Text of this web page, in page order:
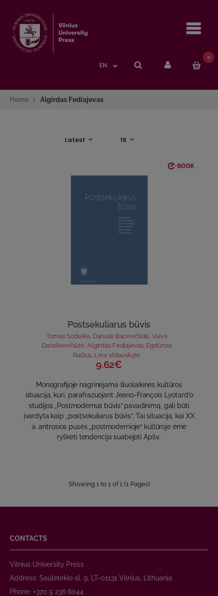
EN
0
Home Algirdas Fediajevas
Postsekuliarus būvis
Tomas Sodeika Danutė Bacevičiūtė ,Vaiva
Daraškevičiūtė, Algirdas Fediajevas, Egdūnas
Račius Lina Vidauskytė
9.62€
Monografijoje nagrinėjama šiuolaikinės kultūros
situacija, kuri, parafrazuojant Jeano-François Lyotard’o
studijos „Postmodernus būvis“ pavadinimą, gali būti
įvardyta kaip „postsekuliarus būvis“. Tai situacija, kai XX
a. antrosios pusės „postmodernioje“ kultūroje ėmė
ryškėti tendencija suabejoti Apšv..
Showing 1 to 1 of 1 (1 Pages)
CONTACTS
Vilnius University Press
Address: Saulėtekio al. 9, LT-01131 Vilnius, Lithuania
Phone: +370 5 236 6044